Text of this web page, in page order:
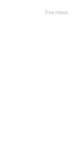
Реклама